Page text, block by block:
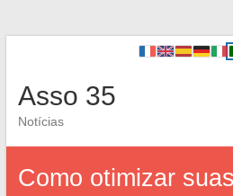
Asso 35
Notícias
Como otimizar